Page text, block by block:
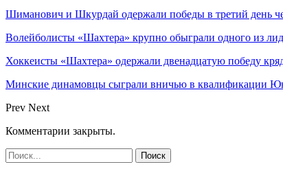
Шиманович и Шкурдай одержали победы в третий день
Волейболисты «Шахтера» крупно обыграли одного из
Хоккеисты «Шахтера» одержали двенадцатую победу
Минские динамовцы сыграли вничью в квалификации
Prev Next
Комментарии закрыты.